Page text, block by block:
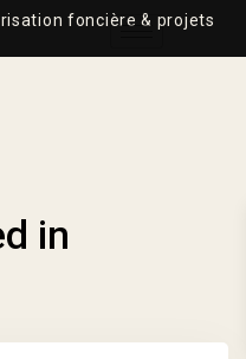
foncière & projets
in